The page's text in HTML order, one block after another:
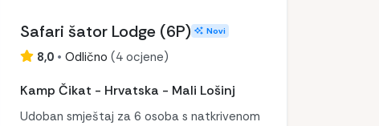
Safari šator Lodge (6P) Novi
8,0 • Odlično (4 ocjene)
Kamp Čikat - Hrvatska - Mali Lošinj
Udoban smještaj za 6 osoba s natkrivenom